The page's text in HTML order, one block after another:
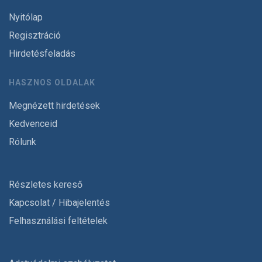
Nyitólap
Regisztráció
Hirdetésfeladás
HASZNOS OLDALAK
Megnézett hirdetések
Kedvenceid
Rólunk
Részletes kereső
Kapcsolat / Hibajelentés
Felhasználási feltételek